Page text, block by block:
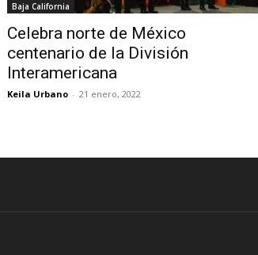
Baja California
Celebra norte de México
centenario de la División
Interamericana
Keila Urbano - 21 enero, 2022